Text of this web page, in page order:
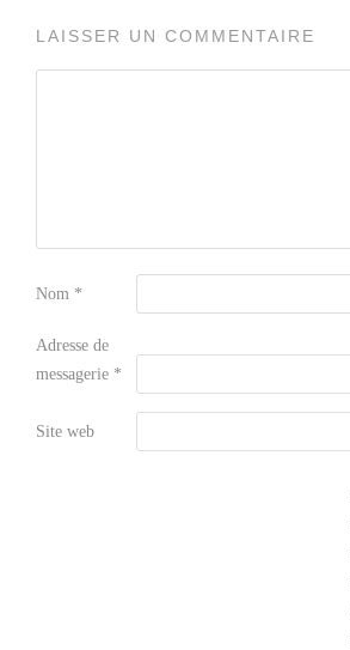
LAISSER UN COMMENTAIRE
Nom *
Adresse de
messagerie *
Site web